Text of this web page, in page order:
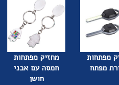
מפתחות
מפתח
מחזיק מפתחות
חמסה עם אבני
חושן